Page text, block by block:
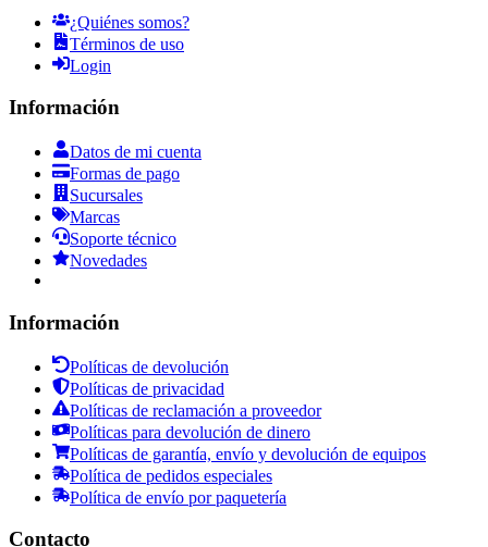
¿Quiénes somos?
Términos de uso
Login
Información
Datos de mi cuenta
Formas de pago
Sucursales
Marcas
Soporte técnico
Novedades
Información
Políticas de devolución
Políticas de privacidad
Políticas de reclamación a proveedor
Políticas para devolución de dinero
Políticas de garantía, envío y devolución de equipos
Política de pedidos especiales
Política de envío por paquetería
Contacto